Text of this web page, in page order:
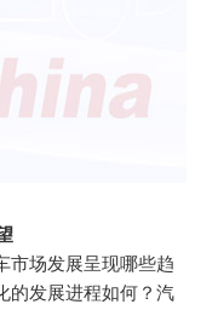
市场发展呈现哪些趋
的发展进程如何？汽